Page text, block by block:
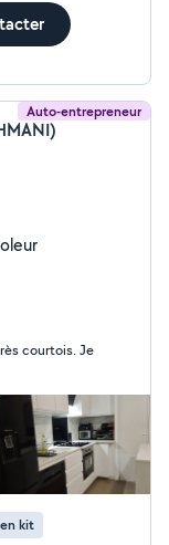
Auto-entrepreneur
courtois. Je
kit